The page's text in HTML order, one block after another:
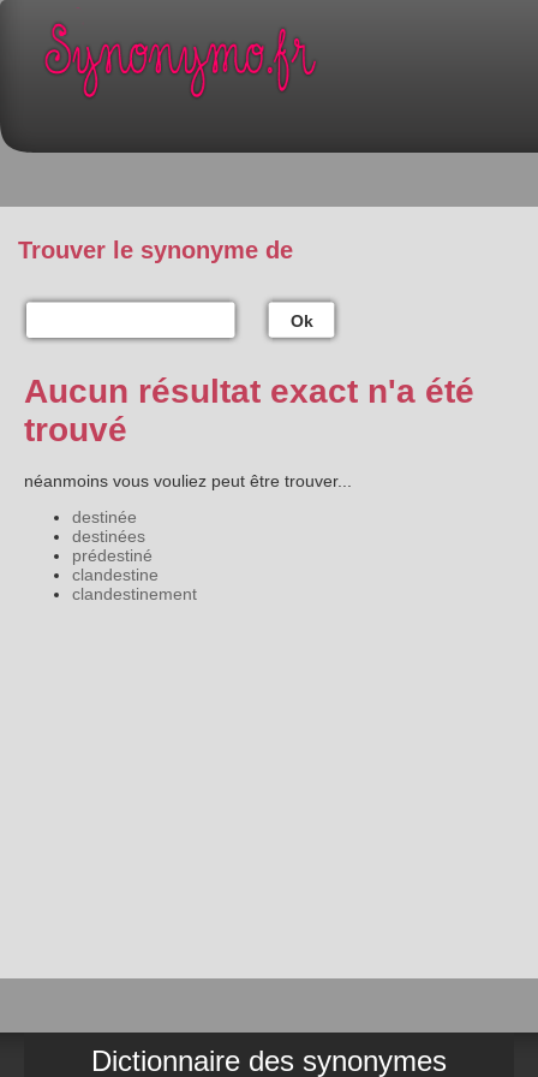
Trouver le synonyme de
Ok
Aucun résultat exact n'a été
trouvé
néanmoins vous vouliez peut être trouver...
destinée
destinées
prédestiné
clandestine
clandestinement
Dictionnaire des synonymes